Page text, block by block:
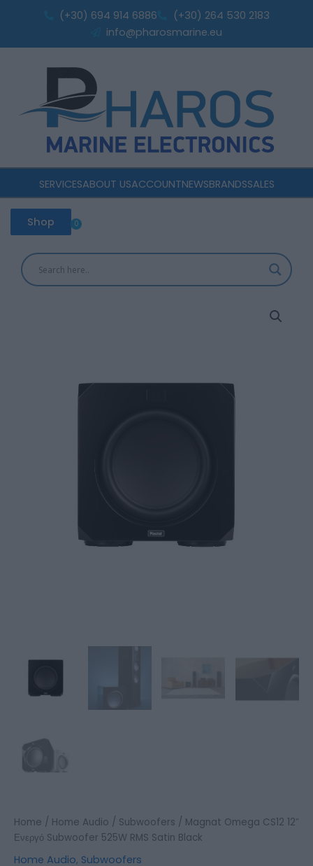
(+30) 694 914 6886
(+30) 264 530 2183
info@pharosmarine.eu
SERVICESABOUT USACCOUNTNEWSBRANDSSALES
Shop 0
Cart
Home / Home Audio / Subwoofers / Magnat Omega CS12 12″
Ενεργό Subwoofer 525W RMS Satin Black
Home Audio, Subwoofers